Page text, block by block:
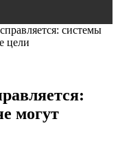
системы
цели
могут